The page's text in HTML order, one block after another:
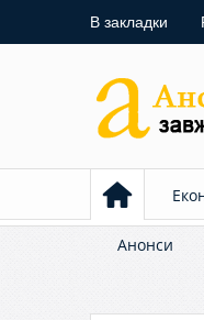
В закладки
Анонси